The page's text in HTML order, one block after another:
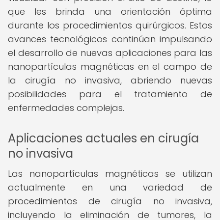
que les brinda una orientación óptima
durante los procedimientos quirúrgicos. Estos
avances tecnológicos continúan impulsando
el desarrollo de nuevas aplicaciones para las
nanopartículas magnéticas en el campo de
la cirugía no invasiva, abriendo nuevas
posibilidades para el tratamiento de
enfermedades complejas.
Aplicaciones actuales en cirugía
no invasiva
Las nanopartículas magnéticas se utilizan
actualmente en una variedad de
procedimientos de cirugía no invasiva,
incluyendo la eliminación de tumores, la